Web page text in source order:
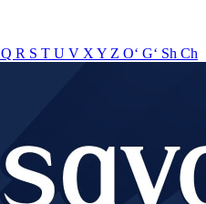
Q R S T U V X Y Z O‘ G‘ Sh Ch